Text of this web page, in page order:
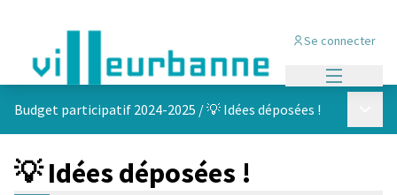
Se connecter
Budget participatif 2024-2025 /💡 Idées déposées !
💡 Idées déposées !